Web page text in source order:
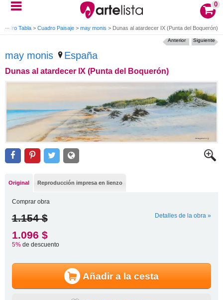
0
Tabla > Cuadro Paisaje > may monis > Dunas al atardecer IX (Punta del Boquerón)
may monis España
Dunas al atardecer IX (Punta del Boquerón)
Siguiente
Anterior
Original Reproducción impresa en lienzo
Comprar obra
1.154 $ Detalles de la obra »
1.096 $
5%de descuento
Añadir a la cesta